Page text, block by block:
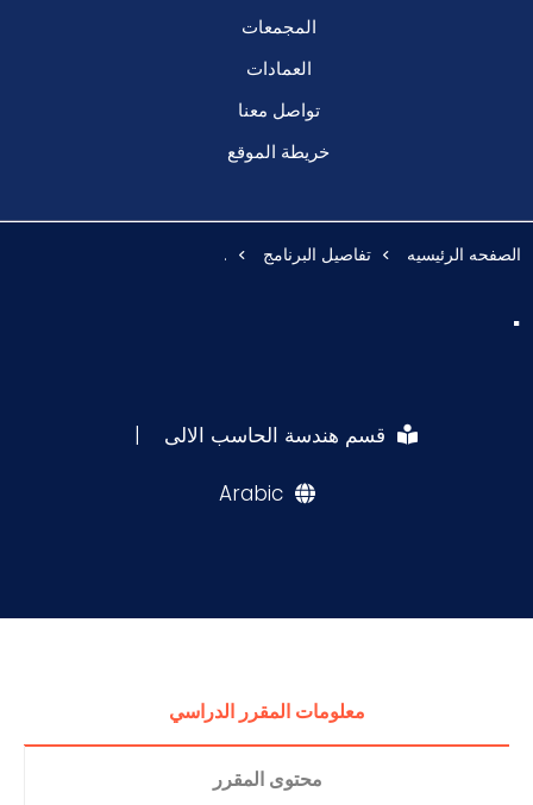
المجمعات
العمادات
تواصل معنا
خريطة الموقع
الصفحه الرئيسيه تفاصيل البرنامج .
.
قسم هندسة الحاسب الالى |
Arabic
معلومات المقرر الدراسي
محتوى المقرر